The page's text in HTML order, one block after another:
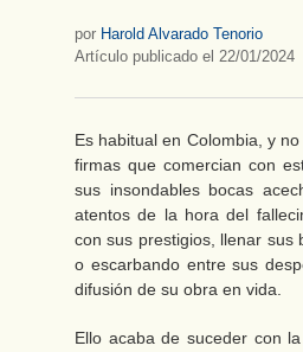
por Harold Alvarado Tenorio
Artículo publicado el 22/01/2024
Es habitual en Colombia, y
firmas que comercian con
sus insondables bocas
atentos de la hora del
con sus prestigios, llenar sus
o escarbando entre sus
difusión de su obra en vida.
Ello acaba de suceder con